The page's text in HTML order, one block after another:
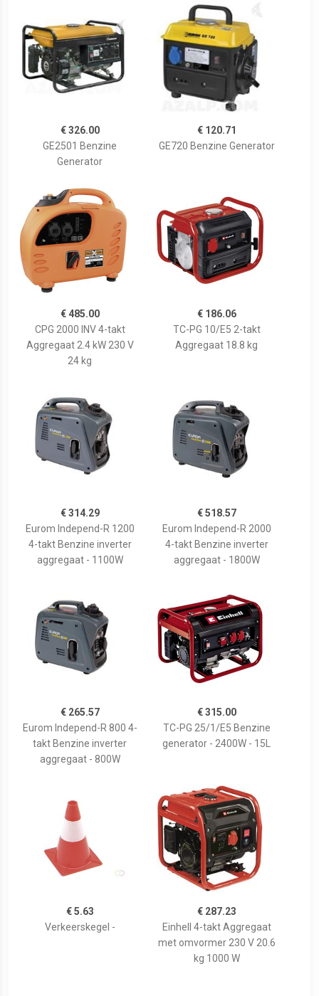
€ 326.00
GE2501 Benzine
Generator
€ 120.71
GE720 Benzine Generator
€ 485.00
CPG 2000 INV 4-takt
Aggregaat 2.4 kW 230 V
24 kg
€ 186.06
TC-PG 10/E5 2-takt
Aggregaat 18.8 kg
€ 314.29
Eurom Independ-R 1200
4-takt Benzine inverter
aggregaat - 1100W
€ 518.57
Eurom Independ-R 2000
4-takt Benzine inverter
aggregaat - 1800W
€ 265.57
Eurom Independ-R 800 4-
takt Benzine inverter
aggregaat - 800W
€ 315.00
TC-PG 25/1/E5 Benzine
generator - 2400W - 15L
€ 5.63
Verkeerskegel -
€ 287.23
Einhell 4-takt Aggregaat
met omvormer 230 V 20.6
kg 1000 W